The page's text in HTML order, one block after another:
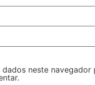
dados neste